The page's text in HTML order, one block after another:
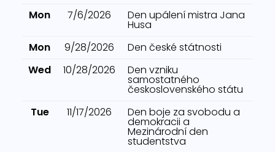
Mon
7/6/2026 Den upálení mistra Jana
Husa
Mon
9/28/2026
Den české státnosti
Wed
10/28/2026 Den vzniku
samostatného
československého státu
Tue
11/17/2026 Den boje za svobodu a
demokracii a
Mezinárodní den
studentstva